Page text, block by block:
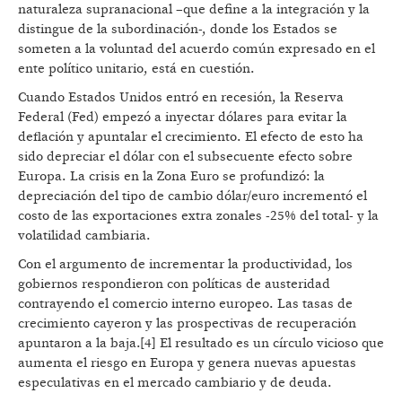
naturaleza supranacional –que define a la integración y la
distingue de la subordinación-, donde los Estados se
someten a la voluntad del acuerdo común expresado en el
ente político unitario, está en cuestión.
Cuando Estados Unidos entró en recesión, la Reserva
Federal (Fed) empezó a inyectar dólares para evitar la
deflación y apuntalar el crecimiento. El efecto de esto ha
sido depreciar el dólar con el subsecuente efecto sobre
Europa. La crisis en la Zona Euro se profundizó: la
depreciación del tipo de cambio dólar/euro incrementó el
costo de las exportaciones extra zonales -25% del total- y la
volatilidad cambiaria.
Con el argumento de incrementar la productividad, los
gobiernos respondieron con políticas de austeridad
contrayendo el comercio interno europeo. Las tasas de
crecimiento cayeron y las prospectivas de recuperación
apuntaron a la baja.[4] El resultado es un círculo vicioso que
aumenta el riesgo en Europa y genera nuevas apuestas
especulativas en el mercado cambiario y de deuda.